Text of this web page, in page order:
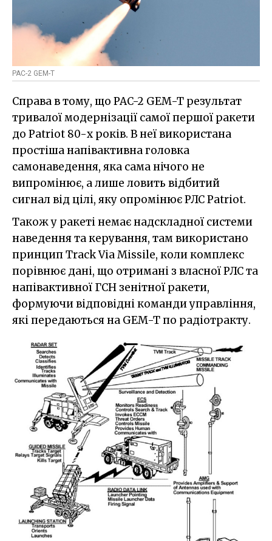
PAC-2 GEM-T
Справа в тому, що PAC-2 GEM-T результат
тривалої модернізації самої першої ракети
до Patriot 80-х років. В неї використана
простіша напівактивна головка
самонаведення, яка сама нічого не
випромінює, а лише ловить відбитий
сигнал від цілі, яку опромінює РЛС Patriot.
Також у ракеті немає надскладної системи
наведення та керування, там використано
принцип Track Via Missile, коли комплекс
порівнює дані, що отримані з власної РЛС та
напівактивної ГСН зенітної ракети,
формуючи відповідні команди управління,
які передаються на GEM-T по радіотракту.